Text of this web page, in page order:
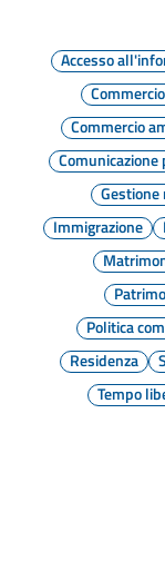
Accesso
Commercio
Comunicazione
Immigrazione
Politica
Residenza
Tempo